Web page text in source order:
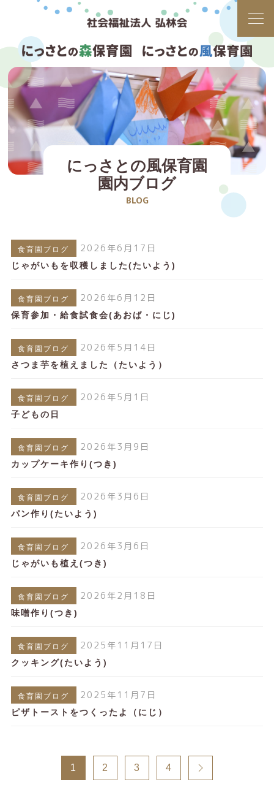
にっさとの風保育園
園内ブログ
BLOG
食育園ブログ 2026年6月17日
じゃがいもを収穫しました(たいよう)
食育園ブログ 2026年6月12日
保育参加・給食試食会(あおば・にじ)
食育園ブログ 2026年5月14日
さつま芋を植えました（たいよう）
食育園ブログ 2026年5月1日
子どもの日
食育園ブログ 2026年3月9日
カップケーキ作り(つき)
食育園ブログ 2026年3月6日
パン作り(たいよう)
食育園ブログ 2026年3月6日
じゃがいも植え(つき)
食育園ブログ 2026年2月18日
味噌作り(つき)
食育園ブログ 2025年11月17日
クッキング(たいよう)
食育園ブログ 2025年11月7日
ピザトーストをつくったよ（にじ）
1 2 3 4